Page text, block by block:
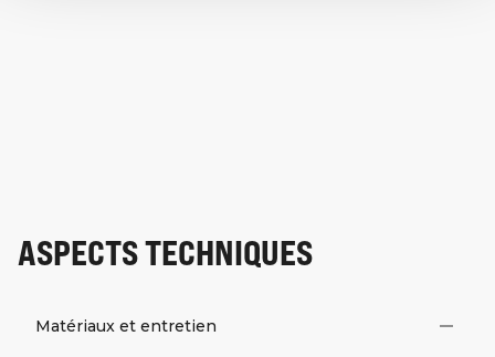
ASPECTS TECHNIQUES
Matériaux et entretien